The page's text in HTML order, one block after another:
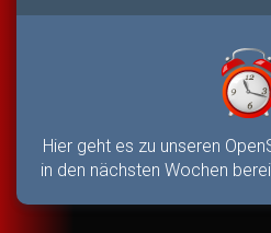
Hier geht es zu unseren
in den nächsten Wochen